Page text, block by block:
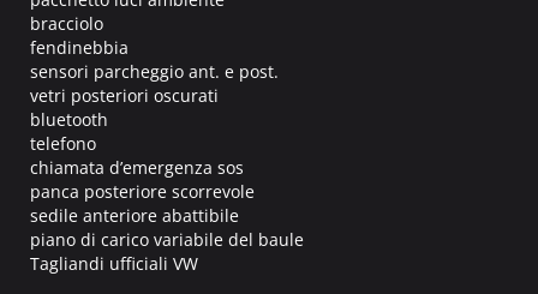
bracciolo
fendinebbia
sensori parcheggio ant. e post.
vetri posteriori oscurati
bluetooth
telefono
chiamata d’emergenza sos
panca posteriore scorrevole
sedile anteriore abattibile
piano di carico variabile del baule
Tagliandi ufficiali VW